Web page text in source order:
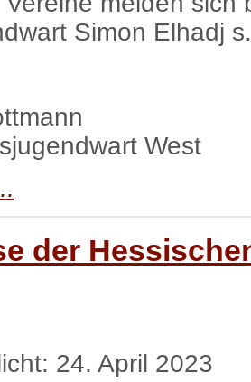
Simon Elhadj
West
der
24. April 2023